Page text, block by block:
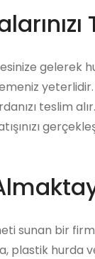
gelerek
teslim
sunan bir
plastik hurda